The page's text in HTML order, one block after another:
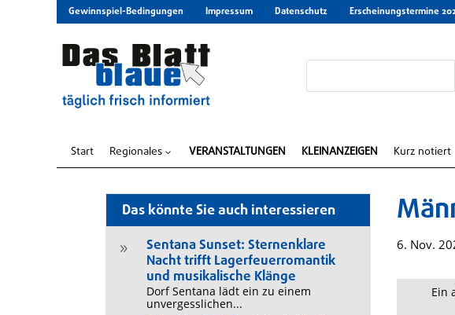
Gewinnspiel-Bedingungen Impressum Datenschutz Erscheinungstermine
Start Regionales 3 VERANSTALTUNGEN KLEINANZEIGEN Kurz notiert
Das könnte Sie auch interessieren
9
Sentana Sunset: Sternenklare
Nacht trifft Lagerfeuerromantik
und musikalische Klänge
Dorf Sentana lädt ein zu einem
unvergesslichen...
6. Nov.
Ein